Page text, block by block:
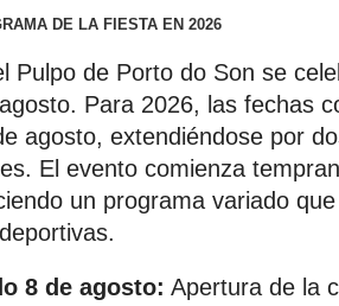
DE LA FIESTA EN 2026
Pulpo de Porto do Son se
Para 2026, las fechas
agosto, extendiéndose por
El evento comienza
un programa variado
8 de agosto: Apertura de la